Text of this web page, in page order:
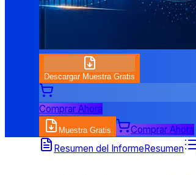
Descargar Muestra Gratis
Comprar Ahora
Muestra Gratis
Comprar Ahora
Resumen del InformeResumen